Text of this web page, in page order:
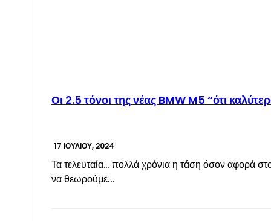
Οι 2.5 τόνοι της νέας BMW M5 “ότι
17 ΙΟΥΛΊΟΥ, 2024
Τα τελευταία… πολλά χρόνια η τάση όσον αφορά
να θεωρούμε...